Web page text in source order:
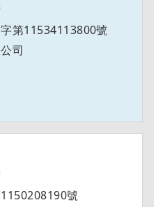
第11534113800號
司
號